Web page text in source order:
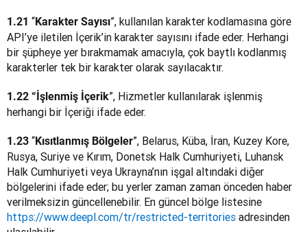
1.21 “Karakter Sayısı”, kullanılan karakter kodlamasına göre
API’ye iletilen İçerik’in karakter sayısını ifade eder. Herhangi
bir şüpheye yer bırakmamak amacıyla, çok baytlı kodlanmış
karakterler tek bir karakter olarak sayılacaktır.
1.22 “İşlenmiş İçerik”, Hizmetler kullanılarak işlenmiş
herhangi bir İçeriği ifade eder.
1.23 “Kısıtlanmış Bölgeler”, Belarus, Küba, İran, Kuzey Kore,
Rusya, Suriye ve Kırım, Donetsk Halk Cumhuriyeti, Luhansk
Halk Cumhuriyeti veya Ukrayna’nın işgal altındaki diğer
bölgelerini ifade eder; bu yerler zaman zaman önceden haber
https://www.deepl.com/tr/restricted-territories adresinden